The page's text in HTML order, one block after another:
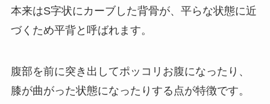
本来はS字状にカーブした背骨が、平らな状態に近
づくため平背と呼ばれます。
腹部を前に突き出してポッコリお腹になったり、
膝が曲がった状態になったりする点が特徴です。